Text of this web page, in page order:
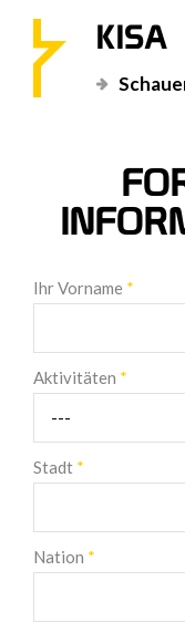
KISA
Ihr Vorname *
Aktivitäten *
Stadt *
Nation *